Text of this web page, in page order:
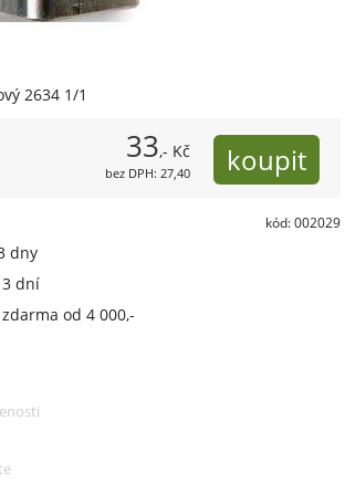
2634 1/1
33,- Kč
bez DPH: 27,40
kód: 002029
dny
dní
od 4 000,-